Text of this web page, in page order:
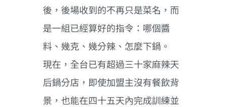
後，後場收到的不再只是菜名，而
是一組已經算好的指令：哪個醬
料、幾克、幾分辣、怎麼下鍋。
現在，全台已有超過三十家麻辣天
后鍋分店，即使加盟主沒有餐飲背
景，也能在四十五天內完成訓練並